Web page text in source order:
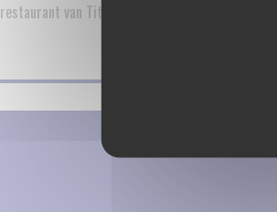
restaurant van Titres, Contant geld, Visa,